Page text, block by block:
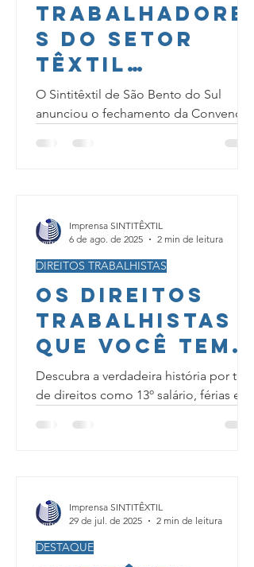
Trabalhadore
s do setor
têxtil
conquistam
reajuste
salarial e
creche na CCT
2025/2026
O Sintitêxtil de São Bento do Sul
anunciou o fechamento da Convenção
garantindo conquistas...
Os Direitos
Trabalhistas
Que Você Tem
Hoje Foram
Conquistados
com Luta (e
Descubra a verdadeira história por trás
de direitos como 13º salário, férias e
dado de presente....
DIREITOS TRABALHISTAS
Imprensa SINTITÊXTIL
6 de ago. de 2025
2 min de leitura
DESTAQUE
Imprensa SINTITÊXTIL
29 de jul. de 2025
2 min de leitura